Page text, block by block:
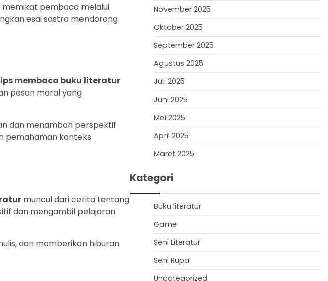
memikat pembaca melalui
esai sastra mendorong
membaca buku literatur
pesan moral yang
dan menambah perspektif
pemahaman konteks
muncul dari cerita tentang
dan mengambil pelajaran
dan memberikan hiburan
November 2025
Oktober 2025
September 2025
Agustus 2025
Juli 2025
Juni 2025
Mei 2025
April 2025
Maret 2025
Kategori
Buku literatur
Game
Seni Literatur
Seni Rupa
Uncategorized